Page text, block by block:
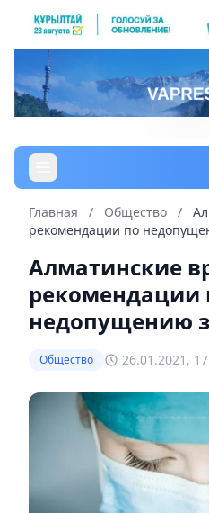
Главная / Общество /
рекомендации по
Алматинские
рекомендации
недопущению
Общество 26.01.2021,